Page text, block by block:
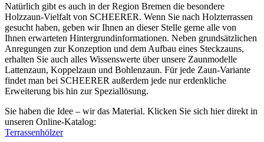
Natürlich gibt es auch in der Region Bremen die besondere
Holzzaun-Vielfalt von SCHEERER. Wenn Sie nach Holzterrassen
gesucht haben, geben wir Ihnen an dieser Stelle gerne alle von
Ihnen erwarteten Hintergrundinformationen. Neben grundsätzlichen
Anregungen zur Konzeption und dem Aufbau eines Steckzauns,
erhalten Sie auch alles Wissenswerte über unsere Zaunmodelle
Lattenzaun, Koppelzaun und Bohlenzaun. Für jede Zaun-Variante
findet man bei SCHEERER außerdem jede nur erdenkliche
Erweiterung bis hin zur Speziallösung.
Sie haben die Idee – wir das Material. Klicken Sie sich hier direkt in
unseren Online-Katalog:
Terrassenhölzer